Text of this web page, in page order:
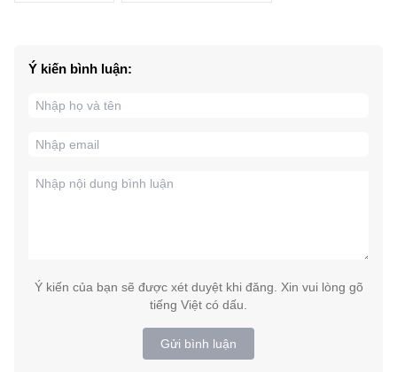
Ý kiến bình luận:
Ý kiến của bạn sẽ được xét duyệt khi đăng. Xin vui lòng gõ
tiếng Việt có dấu.
Gửi bình luận